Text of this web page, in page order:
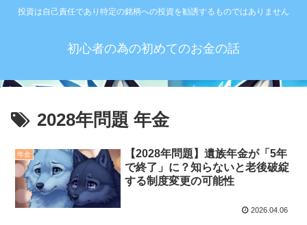
投資は自己責任であり特定の銘柄への投資を勧誘するものではありません
初心者の為の初めてのお金の話
2028年問題 年金
年金
【2028年問題】遺族年金が「5年
で終了」に？知らないと老後破綻
する制度変更の可能性
2026.04.06